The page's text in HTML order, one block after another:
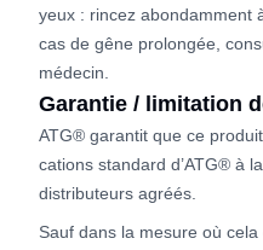
yeux : rincez abondamment
cas de gêne prolongée,
médecin.
Garantie / limitation
ATG® garantit que ce
cations standard d’ATG® à
distributeurs agréés.
Sauf dans la mesure où